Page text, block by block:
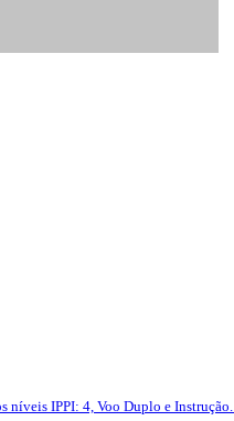
níveis IPPI: 4, Voo Duplo e Instrução.